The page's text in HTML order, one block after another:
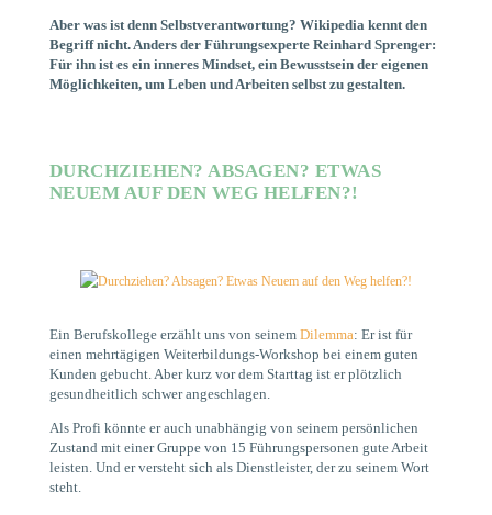
Aber was ist denn Selbstverantwortung? Wikipedia kennt den
Begriff nicht. Anders der Führungsexperte Reinhard Sprenger:
Für ihn ist es ein inneres Mindset, ein Bewusstsein der eigenen
Möglichkeiten, um Leben und Arbeiten selbst zu gestalten.
DURCHZIEHEN? ABSAGEN? ETWAS
NEUEM AUF DEN WEG HELFEN?!
Ein Berufskollege erzählt uns von seinem Dilemma: Er ist für
einen mehrtägigen Weiterbildungs-Workshop bei einem guten
Kunden gebucht. Aber kurz vor dem Starttag ist er plötzlich
gesundheitlich schwer angeschlagen.
Als Profi könnte er auch unabhängig von seinem persönlichen
Zustand mit einer Gruppe von 15 Führungspersonen gute Arbeit
leisten. Und er versteht sich als Dienstleister, der zu seinem Wort
steht.